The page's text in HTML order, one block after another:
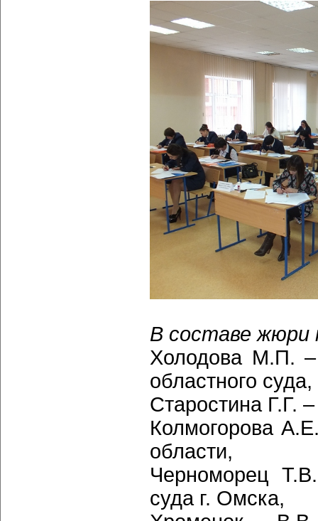
В составе жюри
Холодова М.П. –
областного суда,
Старостина Г.Г.
Колмогорова
области,
Черноморец
суда г. Омска,